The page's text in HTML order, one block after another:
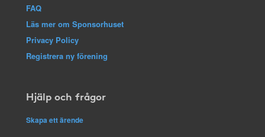
FAQ
Läs mer om Sponsorhuset
Privacy Policy
Registrera ny förening
Hjälp och frågor
Skapa ett ärende